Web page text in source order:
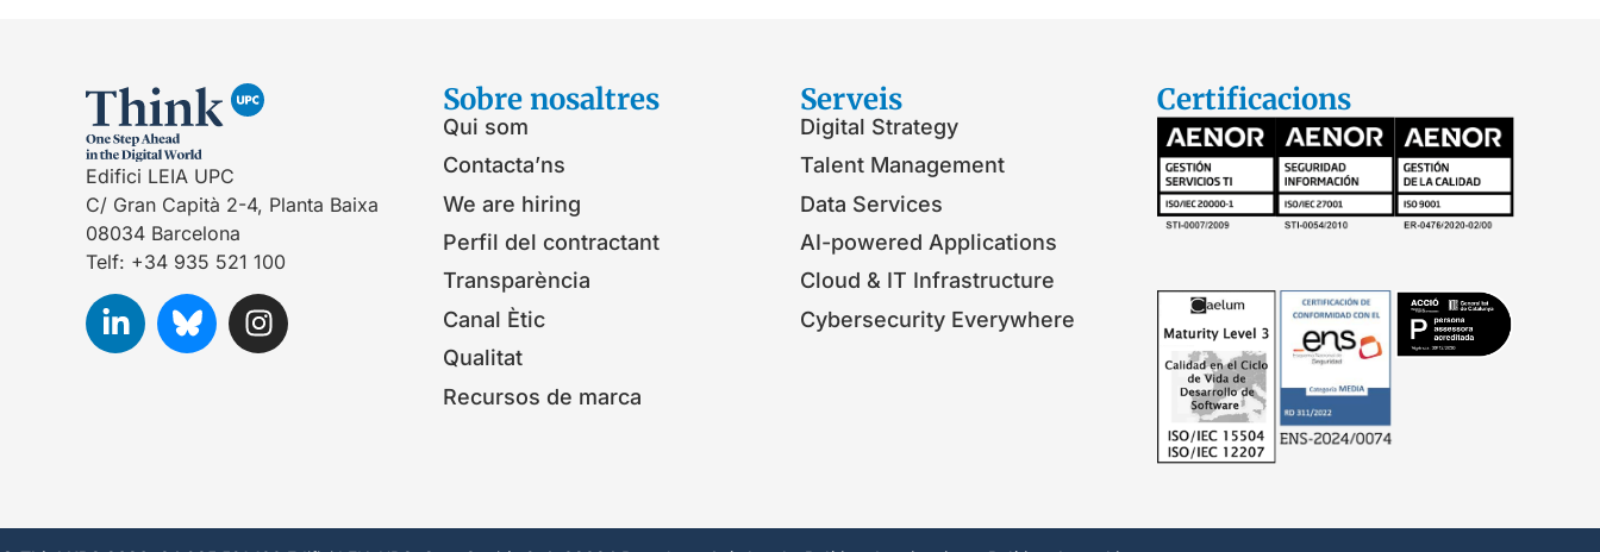
Edifici LEIA UPC
C/ Gran Capità 2-4, Planta Baixa
08034 Barcelona
Telf: +34 935 521 100
Sobre nosaltres
Qui som
Contacta’ns
We are hiring
Perfil del contractant
Transparència
Canal Ètic
Qualitat
Recursos de marca
Serveis​
Digital Strategy
Talent Management
Data Services
AI-powered Applications
Cloud & IT Infrastructure
Cybersecurity Everywhere
Certificacions